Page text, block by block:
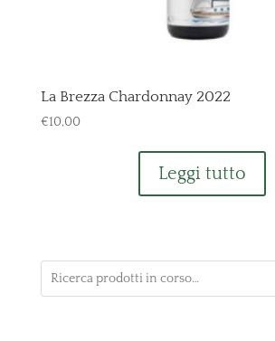
La Brezza Chardonnay 2022
€10,00
Leggi tutto